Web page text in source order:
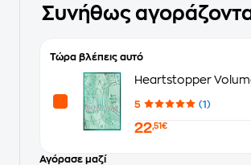
Συνήθως
Τώρα βλέπεις αυτό
Heartstopper
5 (1)
22,51€
Αγόρασε μαζί